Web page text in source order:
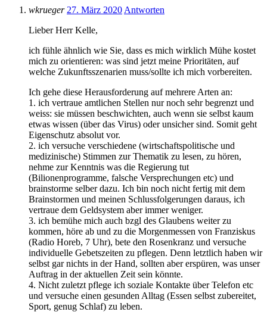
wkrueger 27. März 2020 Antworten
Lieber Herr Kelle,
ich fühle ähnlich wie Sie, dass es mich wirklich Mühe kostet
mich zu orientieren: was sind jetzt meine Prioritäten, auf
welche Zukunftsszenarien muss/sollte ich mich vorbereiten.
Ich gehe diese Herausforderung auf mehrere Arten an:
1. ich vertraue amtlichen Stellen nur noch sehr begrenzt und
weiss: sie müssen beschwichten, auch wenn sie selbst kaum
etwas wissen (über das Virus) oder unsicher sind. Somit geht
Eigenschutz absolut vor.
2. ich versuche verschiedene (wirtschaftspolitische und
medizinische) Stimmen zur Thematik zu lesen, zu hören,
nehme zur Kenntnis was die Regierung tut
(Bilionenprogramme, falsche Versprechungen etc) und
brainstorme selber dazu. Ich bin noch nicht fertig mit dem
Brainstormen und meinen Schlussfolgerungen daraus, ich
vertraue dem Geldsystem aber immer weniger.
3. ich bemühe mich auch bzgl des Glaubens weiter zu
kommen, höre ab und zu die Morgenmessen von Franziskus
(Radio Horeb, 7 Uhr), bete den Rosenkranz und versuche
individuelle Gebetszeiten zu pflegen. Denn letztlich haben wir
selbst gar nichts in der Hand, sollten aber erspüren, was unser
Auftrag in der aktuellen Zeit sein könnte.
4. Nicht zuletzt pflege ich soziale Kontakte über Telefon etc
und versuche einen gesunden Alltag (Essen selbst zubereitet,
Sport, genug Schlaf) zu leben.